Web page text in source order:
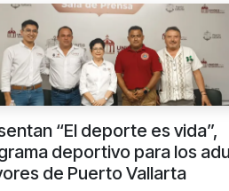
“El deporte es vida”,
deportivo para los
de Puerto Vallarta